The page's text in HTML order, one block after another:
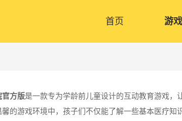
首页 游戏
官方版是一款专为学龄前儿童设计的互动教育游戏
馨的游戏环境中，孩子们不仅能了解一些基本医疗